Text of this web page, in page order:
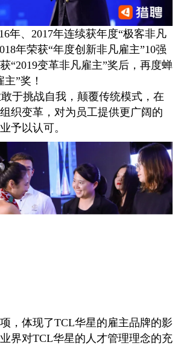
年、2017年连续获年度“极客非凡
年荣获“年度创新非凡雇主”10强
“2019变革非凡雇主”奖后，再度蝉
”奖！
于挑战自我，颠覆传统模式，在
织变革，对为员工提供更广阔的
予以认可。
，体现了TCL华星的雇主品牌的影
界对TCL华星的人才管理理念的充